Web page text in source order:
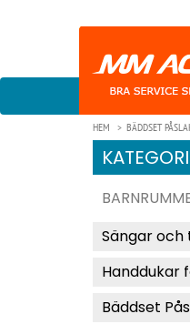
HEM BÄDDSET
Sängar
Handdukar
Bäddset